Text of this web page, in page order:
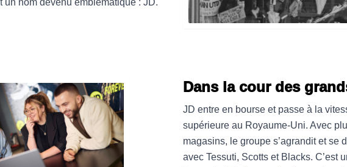
un nom devenu emblématique : JD.
Dans la cour des
JD entre en bourse et passe à la
supérieure au Royaume-Uni. Avec
magasins, le groupe s’agrandit et se
avec Tessuti, Scotts et Blacks. C’est